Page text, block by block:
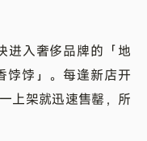
进入奢侈品牌的「地
饽饽」。每逢新店开
上架就迅速售罄，所